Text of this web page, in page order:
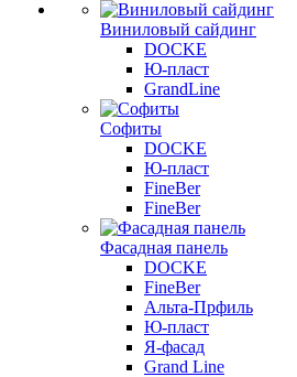
Виниловый сайдинг
DOCKE
Ю-пласт
GrandLine
Софиты
DOCKE
Ю-пласт
FineBer
FineBer
Фасадная панель
DOCKE
FineBer
Альта-Прфиль
Ю-пласт
Я-фасад
Grand Line